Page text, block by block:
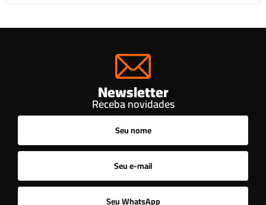
Newsletter
Receba novidades